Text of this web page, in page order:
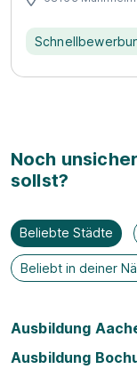
Noch
sollst?
Beliebte Städte
Beliebt in deiner
Ausbildung
Ausbildung